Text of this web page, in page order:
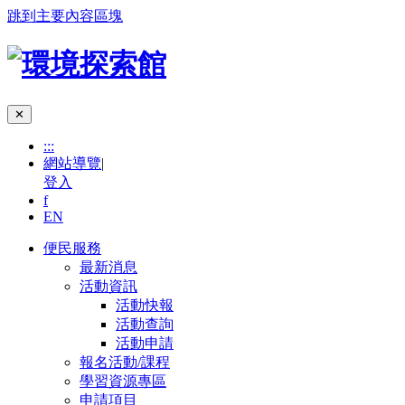
跳到主要內容區塊
✕
:::
網站導覽|
登入
f
EN
便民服務
最新消息
活動資訊
活動快報
活動查詢
活動申請
報名活動/課程
學習資源專區
申請項目